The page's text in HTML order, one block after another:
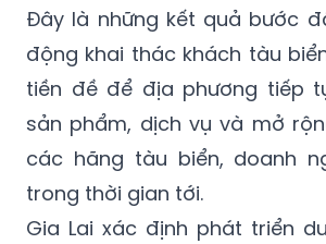
Đây là những kết quả bước
động khai thác khách tàu
tiền đề để địa phương tiếp
sản phẩm, dịch vụ và mở
các hãng tàu biển, doanh
trong thời gian tới.
Gia Lai xác định phát triển